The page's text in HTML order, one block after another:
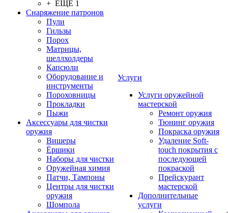
+ ЕЩЕ 1
Снаряжение патронов
Пули
Гильзы
Порох
Матрицы,
шеллхолдеры
Капсюли
Оборудование и
инструменты
Пороховницы
Прокладки
Пыжи
Аксессуары для чистки
оружия
Вишеры
Ёршики
Наборы для чистки
Оружейная химия
Патчи, Тампоны
Центры для чистки
оружия
Шомпола
Услуги
Услуги оружейной
мастерской
Ремонт оружия
Тюнинг оружия
Покраска оружия
Удаление Soft-
touch покрытия с
последующей
покраской
Прейскурант
мастерской
Дополнительные
услуги